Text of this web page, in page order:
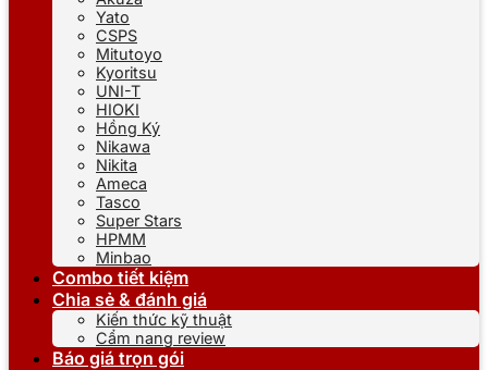
Yato
CSPS
Mitutoyo
Kyoritsu
UNI-T
HIOKI
Hồng Ký
Nikawa
Nikita
Ameca
Tasco
Super Stars
HPMM
Minbao
Combo tiết kiệm
Chia sẻ & đánh giá
Kiến thức kỹ thuật
Cẩm nang review
Báo giá trọn gói